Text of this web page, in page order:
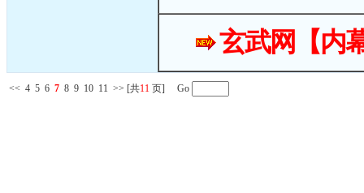
玄武网【内
<< 4 5 6 7 8 9 10 11 >> [共11 页] Go